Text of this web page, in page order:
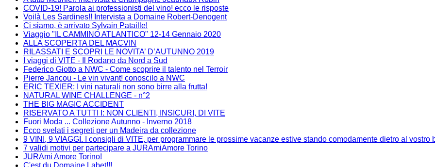
COVID-19! Parola ai professionisti del vino! ecco le risposte
Voilà Les Sardines!! Intervista a Domaine Robert-Denogent
Ci siamo, è arrivato Sylvain Pataille!
Viaggio "IL CAMMINO ATLANTICO" 12-14 Gennaio 2020
ALLA SCOPERTA DEL MACVIN
RILASSATI E SCOPRI LE NOVITA’ D’AUTUNNO 2019
I viaggi di VITE - Il Rodano da Nord a Sud
Federico Giotto a NWC - Come scoprire il talento nel Terroir
Pierre Jancou - Le vin vivant! conoscilo a NWC
ERIC TEXIER: I vini naturali non sono birre alla frutta!
NATURAL WINE CHALLENGE - n°2
THE BIG MAGIC ACCIDENT
RISERVATO A TUTTI I: NON CLIENTI, INSICURI, DI VITE
Fuori Moda ... Collezione Autunno - Inverno 2018
Ecco svelati i segreti per un Madeira da collezione
9 VINI, 9 VIAGGI. I consigli di VITE, per programmare le prossime vacanze estive stando comodamente dietro al vostro
7 validi motivi per partecipare a JURAmiAmore Torino
JURAmi Amore Torino!